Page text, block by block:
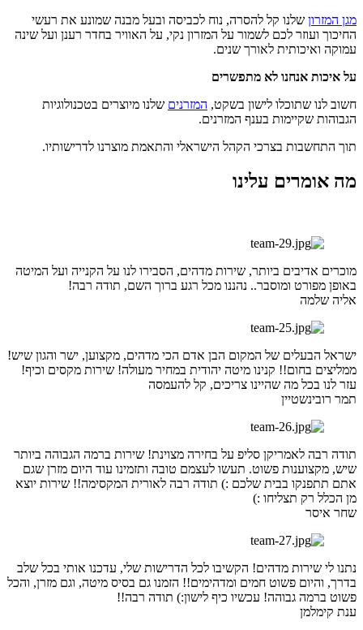
מגן המזרון שלנו קל להסרה, נוח לכביסה ובעל מבנה שמונע את רעשי
החיכוך ועוזר לכם לשמור על המזרון נקי, על האוויר בחדר רענן ועל שינה
עמוקה ואיכותית לאורך שנים.
על איכות אנחנו לא מתפשרים
חשוב לנו שתוכלו לישון בשקט, המזרנים שלנו מיוצרים בטכנולוגיות
הגבוהות שקיימות בענף המזרנים.
תוך התחשבות בצרכי הקהל הישראלי והתאמת מוצרנו לדרישותיו.
מה אומרים עלינו
מוכרים אדיבים ביותר, שירות מדהים, הסבירו לנו על הקנייה ועל המיטה
באופן מפורט ומוסבר.. נהננו מכל רגע ברוך השם, תודה רבה!
אליה שלמה
ישראל הבעלים של המקום הבן אדם הכי מדהים, מקצוען, ישר והגון שיש!
ממליצים בחום!! קנינו מיטה יהודית במחיר מעולה! שירות מקסים וכיף!
עזר לנו בכל מה שהיינו צריכים, קל להעמסה
תמר רובינשטיין
תודה רבה לאמריקן סליפ על בחירה מצוינת! שירות ברמה הגבוהה ביותר
שיש, מקצוענות פשוט. תעשו לעצמם טובה ותזמינו עוד היום מזרן שגם
אתם תתפנקו בבית שלכם :) תודה רבה לאורית המקסימה!! שירות יוצא
מן הכלל רק תצליחו :)
שחר איסר
נתנו לי שירות מדהים! הקשיבו לכל הדרישות שלי, עדכנו אותי בכל שלב
בדרך, והיום פשוט חמים ומדהימים!! הזמנו גם בסיס מיטה, וגם מזרן, והכל
פשוט ברמה גבוהה! עכשיו כיף לישון:) תודה רבה!!
ענת קימלמן